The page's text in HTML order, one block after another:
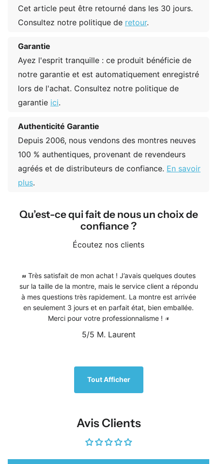
Cet article peut être retourné dans les 30 jours.
Consultez notre politique de retour.
Garantie
Ayez l'esprit tranquille : ce produit bénéficie de
notre garantie et est automatiquement enregistré
lors de l'achat. Consultez notre politique de
garantie ici.
Authenticité Garantie
Depuis 2006, nous vendons des montres neuves
100 % authentiques, provenant de revendeurs
agréés et de distributeurs de confiance. En savoir
plus.
Qu’est-ce qui fait de nous un choix de
confiance ?
Écoutez nos clients
Très satisfait de mon achat ! J’avais quelques doutes
sur la taille de la montre, mais le service client a répondu
à mes questions très rapidement. La montre est arrivée
en seulement 3 jours et en parfait état, bien emballée.
Merci pour votre professionnalisme !
5/5 M. Laurent
Tout Afficher
Avis Clients